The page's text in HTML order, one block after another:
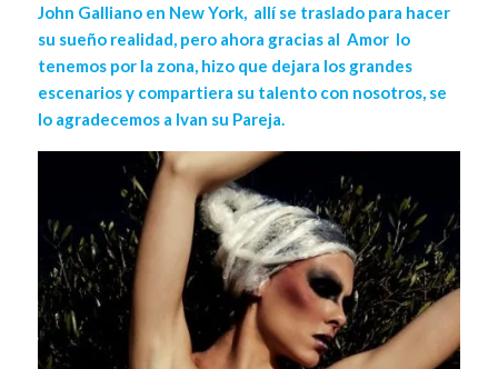
John Galliano en New York, allí se traslado para hacer
su sueño realidad, pero ahora gracias al Amor lo
tenemos por la zona, hizo que dejara los grandes
escenarios y compartiera su talento con nosotros, se
lo agradecemos a Ivan su Pareja.